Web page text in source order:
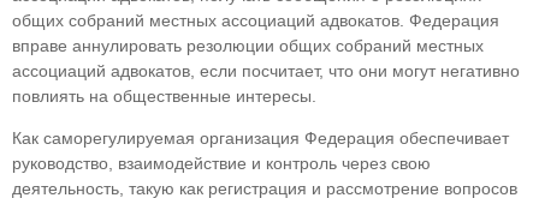
общих собра­ний местных ассоциаций адвокатов. Федерация
вправе аннулировать резолюции общих собра­ний местных
ассоциаций адвокатов, если посчи­тает, что они могут негативно
повлиять на обще­ственные интересы.
Как саморегулируемая организация Федера­ция обеспечивает
руководство, взаимодействие и контроль через свою
деятельность, такую как ре­гистрация и рассмотрение вопросов